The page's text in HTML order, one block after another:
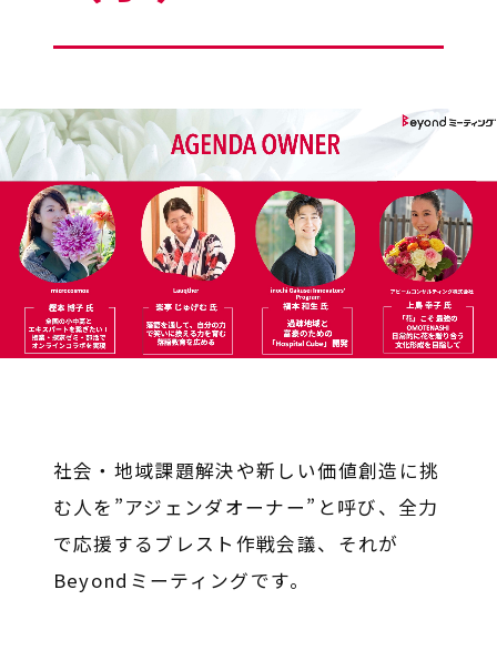
社会・地域課題解決や新しい価値創造に挑
む人を”アジェンダオーナー”と呼び、全力
で応援するブレスト作戦会議、それが
Beyondミーティングです。